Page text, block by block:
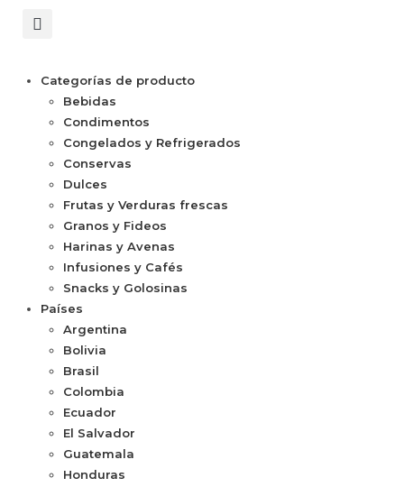
Categorías de producto
Bebidas
Condimentos
Congelados y Refrigerados
Conservas
Dulces
Frutas y Verduras frescas
Granos y Fideos
Harinas y Avenas
Infusiones y Cafés
Snacks y Golosinas
Países
Argentina
Bolivia
Brasil
Colombia
Ecuador
El Salvador
Guatemala
Honduras